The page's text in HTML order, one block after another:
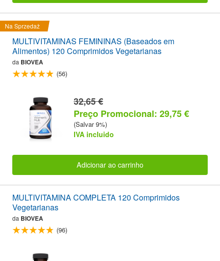
Na Sprzedaż
MULTIVITAMINAS FEMININAS (Baseados em
Alimentos) 120 Comprimidos Vegetarianas
da BIOVEA
(56)
32,65 €
Preço Promocional: 29,75 €
(Salvar 9%)
IVA incluido
Adicionar ao carrinho
MULTIVITAMINA COMPLETA 120 Comprimidos
Vegetarianas
da BIOVEA
(96)